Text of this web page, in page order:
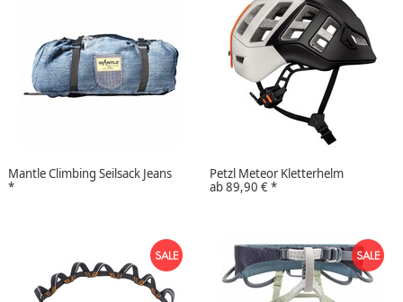
Mantle Climbing Seilsack Jeans
*
Petzl Meteor Kletterhelm
ab89,90 €*